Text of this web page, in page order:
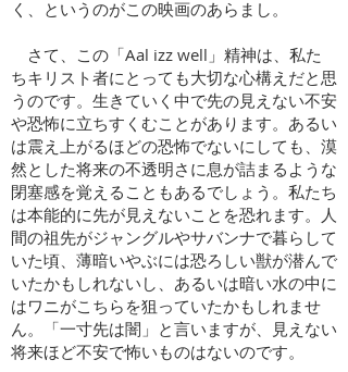
く、というのがこの映画のあらまし。
さて、この「Aal izz well」精神は、私た
ちキリスト者にとっても大切な心構えだと思
うのです。生きていく中で先の見えない不安
や恐怖に立ちすくむことがあります。あるい
は震え上がるほどの恐怖でないにしても、漠
然とした将来の不透明さに息が詰まるような
閉塞感を覚えることもあるでしょう。私たち
は本能的に先が見えないことを恐れます。人
間の祖先がジャングルやサバンナで暮らして
いた頃、薄暗いやぶには恐ろしい獣が潜んで
いたかもしれないし、あるいは暗い水の中に
はワニがこちらを狙っていたかもしれませ
ん。「一寸先は闇」と言いますが、見えない
将来ほど不安で怖いものはないのです。